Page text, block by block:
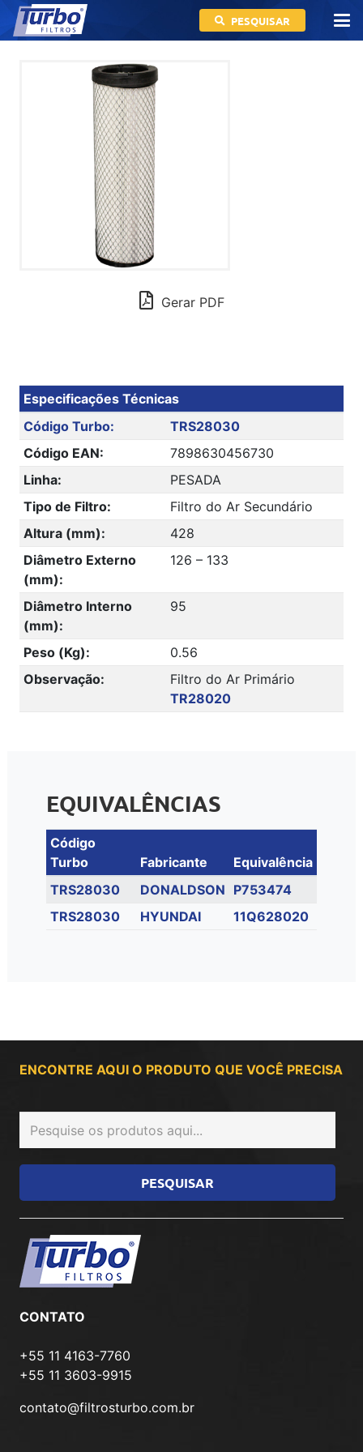
PESQUISAR
Gerar PDF
Especificações Técnicas
Código Turbo:
TRS28030
Código EAN:
7898630456730
Linha:
PESADA
Tipo de Filtro:
Filtro do Ar Secundário
Altura (mm):
428
Diâmetro Externo
(mm):
126 – 133
Diâmetro Interno
(mm):
95
Peso (Kg):
0.56
Observação:
Filtro do Ar Primário
TR28020
EQUIVALÊNCIAS
Código
Turbo
Fabricante
Equivalência
TRS28030
DONALDSON P753474
TRS28030
HYUNDAI 11Q628020
ENCONTRE AQUI O PRODUTO QUE VOCÊ PRECISA
CONTATO
+55 11 4163-7760
+55 11 3603-9915
contato@filtrosturbo.com.br